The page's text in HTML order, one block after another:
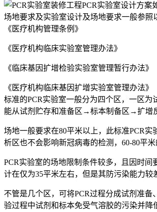
PCR实验室设计方案
场地要求及实验室设计及场地要求一般参照
《医疗机构管理条例》
《医疗机构临床实验室管理办法》
《临床基因扩增检验实验室管理暂行办法》
《医疗机构临床基因扩增实验室管理办法》
标准的PCR实验室一般分为四个区，一区
能从试剂贮存和准备区→标本制备区→扩增
场地一般要求在80平米以上，此标准PCR
析区也不会影响新冠病毒的检测，60-80平
PCR实验室的场地限制条件较多，且因时
计在仅为35平米左右，但是其防污染能力较
不管是几个区，可将PCR过程分成试剂准
验过程中试剂和标本免受气溶胶的污染并